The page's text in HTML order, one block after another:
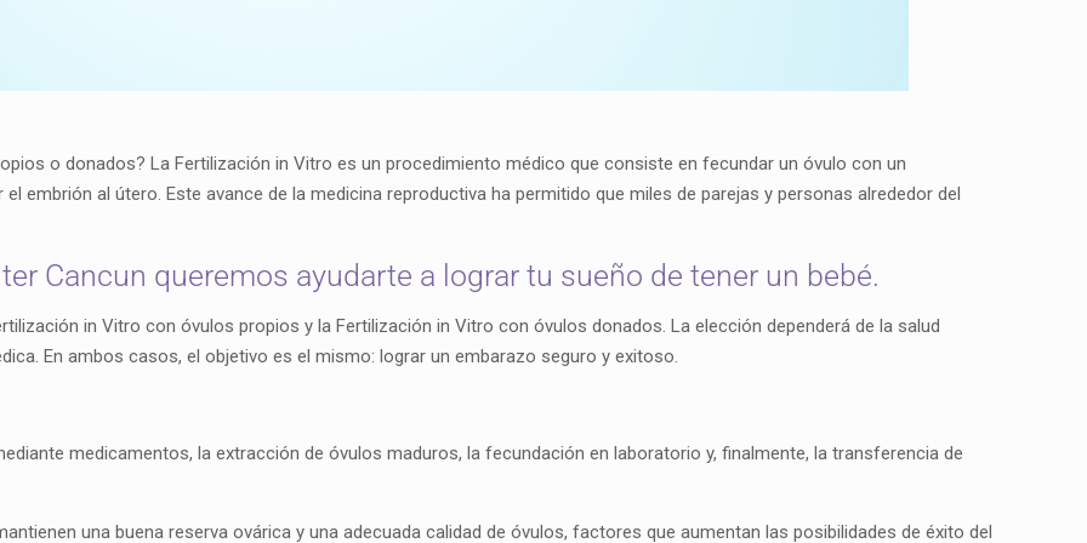
o donados? La Fertilización in Vitro es un procedimiento médico que consiste en fecundar un óvulo con un
embrión al útero. Este avance de la medicina reproductiva ha permitido que miles de parejas y personas alrededor del
Cancun queremos ayudarte a lograr tu sueño de tener un bebé.
in Vitro con óvulos propios y la Fertilización in Vitro con óvulos donados. La elección dependerá de la salud
En ambos casos, el objetivo es el mismo: lograr un embarazo seguro y exitoso.
medicamentos, la extracción de óvulos maduros, la fecundación en laboratorio y, finalmente, la transferencia de
una buena reserva ovárica y una adecuada calidad de óvulos, factores que aumentan las posibilidades de éxito del